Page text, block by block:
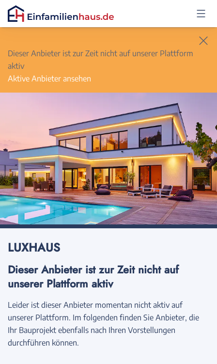
Dieser Anbieter ist zur Zeit nicht auf unserer Plattform
aktiv
Aktive Anbieter ansehen
LUXHAUS
Dieser Anbieter ist zur Zeit nicht auf
unserer Plattform aktiv
Leider ist dieser Anbieter momentan nicht aktiv auf
unserer Plattform. Im folgenden finden Sie Anbieter, die
Ihr Bauprojekt ebenfalls nach Ihren Vorstellungen
durchführen können.